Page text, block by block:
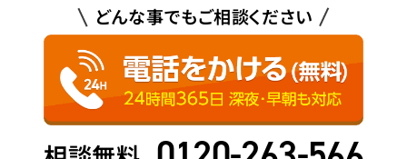
どんな事でもご相談ください